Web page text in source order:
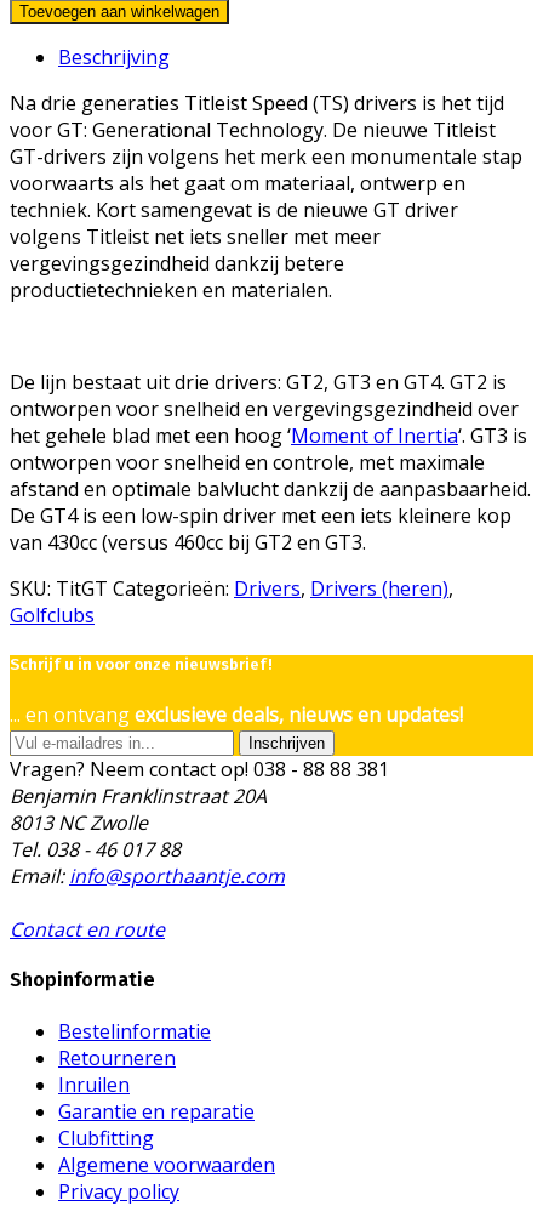
Toevoegen aan winkelwagen
Beschrijving
Na drie generaties Titleist Speed (TS) drivers is het tijd
voor GT: Generational Technology. De nieuwe Titleist
GT-drivers zijn volgens het merk een monumentale stap
voorwaarts als het gaat om materiaal, ontwerp en
techniek. Kort samengevat is de nieuwe GT driver
volgens Titleist net iets sneller met meer
vergevingsgezindheid dankzij betere
productietechnieken en materialen.
De lijn bestaat uit drie drivers: GT2, GT3 en GT4. GT2 is
ontworpen voor snelheid en vergevingsgezindheid over
het gehele blad met een hoog ‘Moment of Inertia‘. GT3 is
ontworpen voor snelheid en controle, met maximale
afstand en optimale balvlucht dankzij de aanpasbaarheid.
De GT4 is een low-spin driver met een iets kleinere kop
van 430cc (versus 460cc bij GT2 en GT3.
SKU: TitGT Categorieën: Drivers, Drivers (heren),
Golfclubs
Schrijf u in voor onze nieuwsbrief!
... en ontvangexclusieve deals, nieuws en updates!
Inschrijven
Vragen? Neem contact op! 038 - 88 88 381
Benjamin Franklinstraat 20A
8013 NC Zwolle
Tel. 038 - 46 017 88
Email:info@sporthaantje.com
Contact en route
Shopinformatie
Bestelinformatie
Retourneren
Inruilen
Garantie en reparatie
Clubfitting
Algemene voorwaarden
Privacy policy